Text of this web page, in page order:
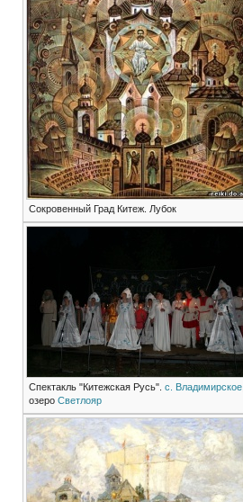
Сокровенный Град Китеж. Лубок
Спектакль "Китежская Русь". с. Владимирское,
озеро Светлояр